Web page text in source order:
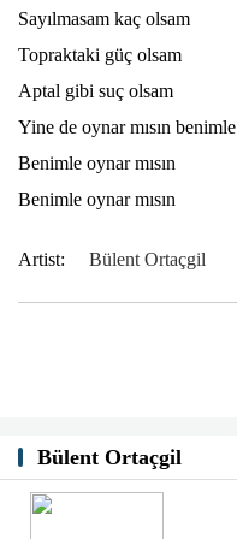
Sayılmasam kaç olsam
Topraktaki güç olsam
Aptal gibi suç olsam
Yine de oynar mısın benimle
Benimle oynar mısın
Benimle oynar mısın
Artist: Bülent Ortaçgil
Bülent Ortaçgil